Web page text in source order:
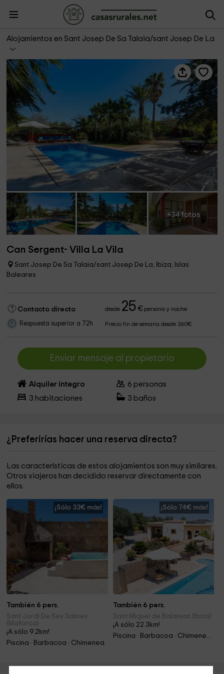
Alojamientos en Sant Josep De Sa Talaia/sant Josep De La
Can Sergent- Villa La Vila
+34 fotos
Can Sergent- Villa La Vila
Sant Josep De Sa Talaia/sant Josep De La, Ibiza, Islas
Baleares
Contacto directo desde 25 €persona y noche
Respuesta superior a 72h Precio fin de semana desde 360€
Enviar mensaje al propietario
Alquiler íntegro 6 personas
3 habitaciones 3 baños
¿Preferirías hacer una reserva directa?
Las características de estos alojamientos son muy similares.
Otros viajeros han decidido reservar directamente con
ellos.
¡Sólo 33€ más!
También 6 pers.
Sant Jordi De Ses Salines
(Mallorca)
¡A sólo 9.2km!
Piscina · Barbacoa · Chimenea
¡Sólo 74€ más!
También 6 pers.
Sant Miquel de Balansat (Ibiza)
¡A sólo 22.3km!
Piscina · Barbacoa · Chimenea · Jacuzzi